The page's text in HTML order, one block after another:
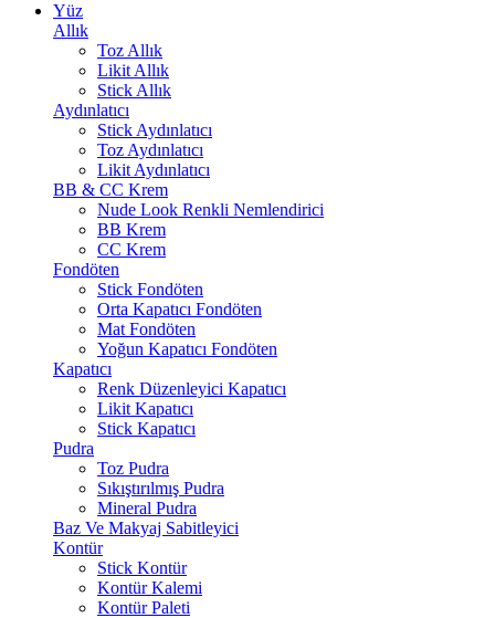
Yüz
Allık
Toz Allık
Likit Allık
Stick Allık
Aydınlatıcı
Stick Aydınlatıcı
Toz Aydınlatıcı
Likit Aydınlatıcı
BB & CC Krem
Nude Look Renkli Nemlendirici
BB Krem
CC Krem
Fondöten
Stick Fondöten
Orta Kapatıcı Fondöten
Mat Fondöten
Yoğun Kapatıcı Fondöten
Kapatıcı
Renk Düzenleyici Kapatıcı
Likit Kapatıcı
Stick Kapatıcı
Pudra
Toz Pudra
Sıkıştırılmış Pudra
Mineral Pudra
Baz Ve Makyaj Sabitleyici
Kontür
Stick Kontür
Kontür Kalemi
Kontür Paleti